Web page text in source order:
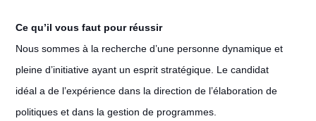
Ce qu’il vous faut pour réussir
Nous sommes à la recherche d’une personne dynamique et
pleine d’initiative ayant un esprit stratégique. Le candidat
idéal a de l’expérience dans la direction de l’élaboration de
politiques et dans la gestion de programmes.